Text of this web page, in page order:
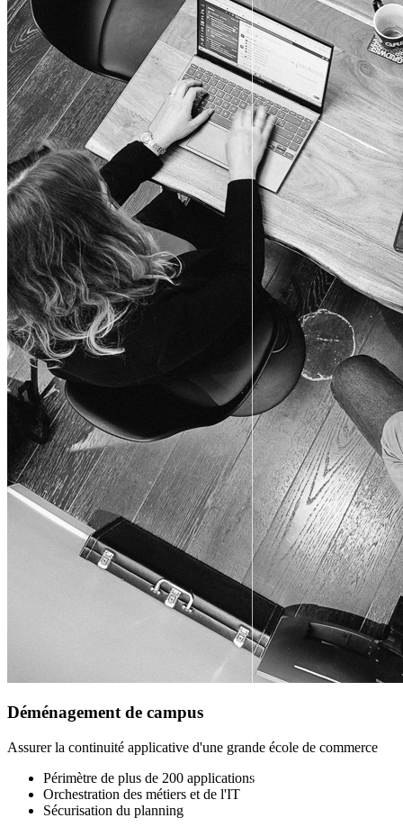
Déménagement de campus
Assurer la continuité applicative d'une grande école de commerce
Périmètre de plus de 200 applications
Orchestration des métiers et de l'IT
Sécurisation du planning